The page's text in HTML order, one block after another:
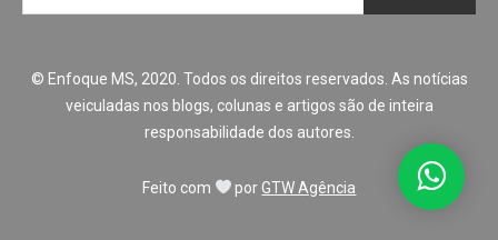
© Enfoque MS, 2020. Todos os direitos reservados. As notícias
veiculadas nos blogs, colunas e artigos são de inteira
responsabilidade dos autores.
Feito com porGTW Agência